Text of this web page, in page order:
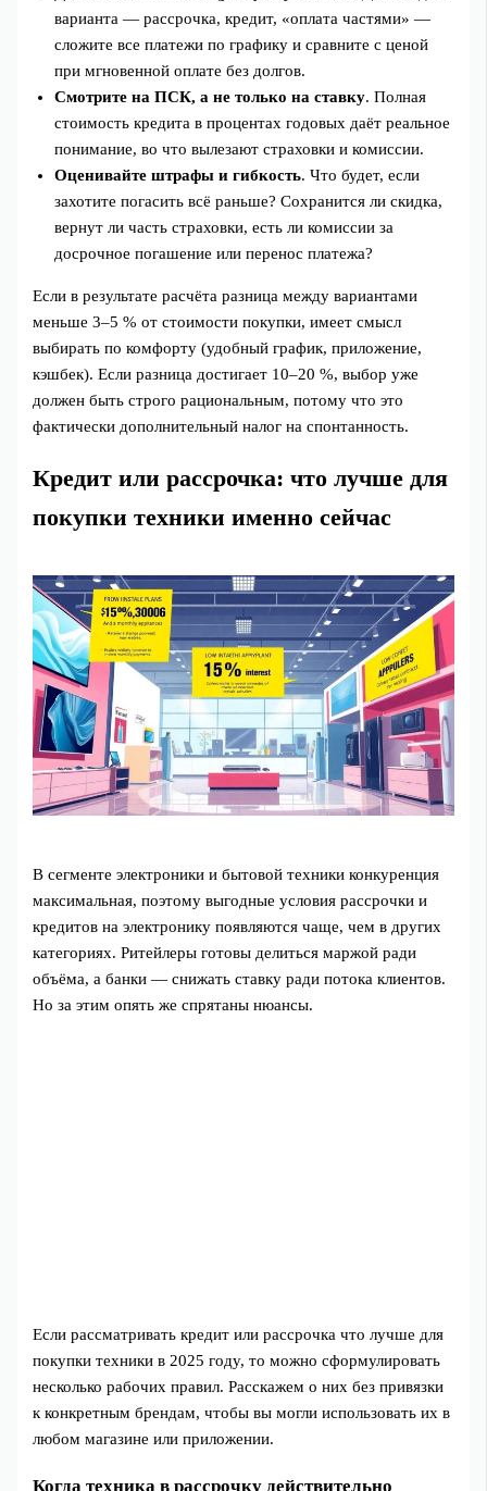
варианта — рассрочка, кредит, «оплата частями» —
сложите все платежи по графику и сравните с ценой
при мгновенной оплате без долгов.
Смотрите на ПСК, а не только на ставку. Полная
стоимость кредита в процентах годовых даёт реальное
понимание, во что вылезают страховки и комиссии.
Оценивайте штрафы и гибкость. Что будет, если
захотите погасить всё раньше? Сохранится ли скидка,
вернут ли часть страховки, есть ли комиссии за
досрочное погашение или перенос платежа?
Если в результате расчёта разница между вариантами
меньше 3–5 % от стоимости покупки, имеет смысл
выбирать по комфорту (удобный график, приложение,
кэшбек). Если разница достигает 10–20 %, выбор уже
должен быть строго рациональным, потому что это
фактически дополнительный налог на спонтанность.
Кредит или рассрочка: что лучше для
покупки техники именно сейчас
В сегменте электроники и бытовой техники конкуренция
максимальная, поэтому выгодные условия рассрочки и
кредитов на электронику появляются чаще, чем в других
категориях. Ритейлеры готовы делиться маржой ради
объёма, а банки — снижать ставку ради потока клиентов.
Но за этим опять же спрятаны нюансы.
Если рассматривать кредит или рассрочка что лучше для
покупки техники в 2025 году, то можно сформулировать
несколько рабочих правил. Расскажем о них без привязки
к конкретным брендам, чтобы вы могли использовать их в
любом магазине или приложении.
Когда техника в рассрочку действительно